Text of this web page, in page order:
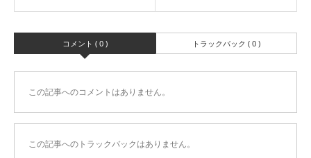
コメント ( 0 ) トラックバック ( 0 )
この記事へのコメントはありません。
この記事へのトラックバックはありません。